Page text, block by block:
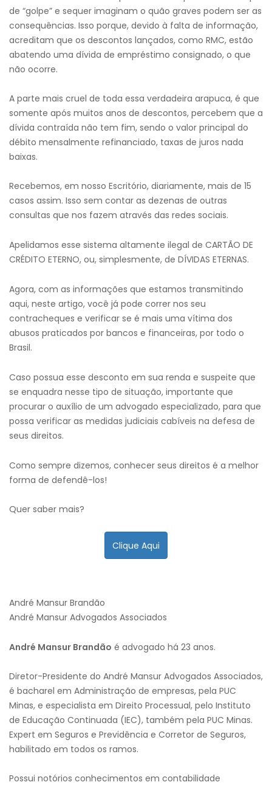
de “golpe” e sequer imaginam o quão graves podem ser as
consequências. Isso porque, devido à falta de informação,
acreditam que os descontos lançados, como RMC, estão
abatendo uma dívida de empréstimo consignado, o que
não ocorre.
A parte mais cruel de toda essa verdadeira arapuca, é que
somente após muitos anos de descontos, percebem que a
dívida contraída não tem fim, sendo o valor principal do
débito mensalmente refinanciado, taxas de juros nada
baixas.
Recebemos, em nosso Escritório, diariamente, mais de 15
casos assim. Isso sem contar as dezenas de outras
consultas que nos fazem através das redes sociais.
Apelidamos esse sistema altamente ilegal de CARTÃO DE
CRÉDITO ETERNO, ou, simplesmente, de DÍVIDAS ETERNAS.
Agora, com as informações que estamos transmitindo
aqui, neste artigo, você já pode correr nos seu
contracheques e verificar se é mais uma vítima dos
abusos praticados por bancos e financeiras, por todo o
Brasil.
Caso possua esse desconto em sua renda e suspeite que
se enquadra nesse tipo de situação, importante que
procurar o auxílio de um advogado especializado, para que
possa verificar as medidas judiciais cabíveis na defesa de
seus direitos.
Como sempre dizemos, conhecer seus direitos é a melhor
forma de defendê-los!
Quer saber mais?
Clique Aqui
André Mansur Brandão
André Mansur Advogados Associados
André Mansur Brandão é advogado há 23 anos.
Diretor-Presidente do André Mansur Advogados Associados,
é bacharel em Administração de empresas, pela PUC
Minas, e especialista em Direito Processual, pelo Instituto
de Educação Continuada (IEC), também pela PUC Minas.
Expert em Seguros e Previdência e Corretor de Seguros,
habilitado em todos os ramos.
Possui notórios conhecimentos em contabilidade